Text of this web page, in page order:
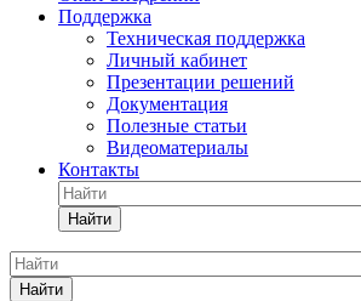
Поддержка
Техническая поддержка
Личный кабинет
Презентации решений
Документация
Полезные статьи
Видеоматериалы
Контакты
Найти
Найти